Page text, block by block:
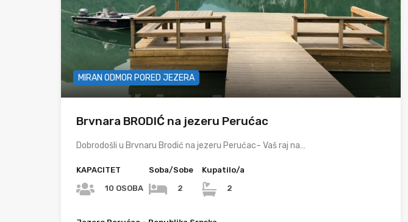
MIRAN ODMOR PORED JEZERA
Brvnara BRODIĆ na jezeru Perućac
Dobrodošli u Brvnaru Brodić na jezeru Perućac– Vaš raj na…
KAPACITET
10 OSOBA
Soba/Sobe
2
Kupatilo/a
2